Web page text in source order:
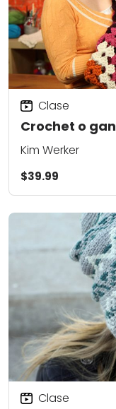
Crochet o
Clase
Kim Werker
$39.99
Clase